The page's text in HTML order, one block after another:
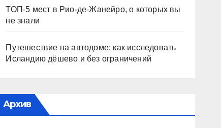
ТОП-5 мест в Рио-де-Жанейро, о которых вы
не знали
Путешествие на автодоме: как исследовать
Исландию дёшево и без ограничений
Архив